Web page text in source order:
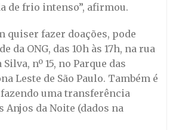
de frio intenso”, afirmou.
quiser fazer doações, pode
da ONG, das 10h às 17h, na rua
nº 15, no Parque das
Leste de São Paulo. Também é
uma transferência
Anjos da Noite (dados na